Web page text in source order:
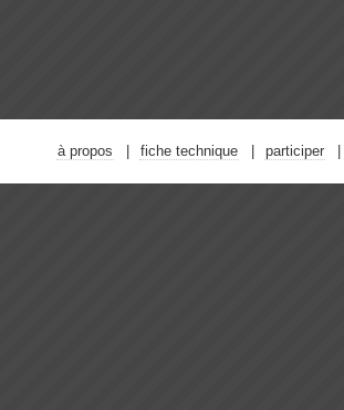
à propos fiche technique participer